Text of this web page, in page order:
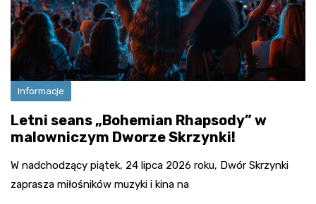
Informacje
Letni seans „Bohemian Rhapsody” w
malowniczym Dworze Skrzynki!
W nadchodzący piątek, 24 lipca 2026 roku, Dwór Skrzynki
zaprasza miłośników muzyki i kina na